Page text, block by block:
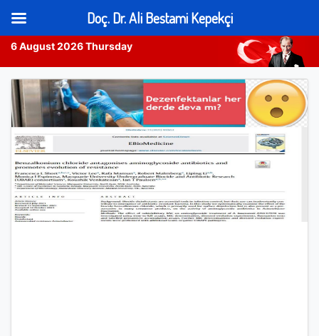
6 August 2026 Thursday
content
Doç. Dr. Ali Bestami Kepekçi